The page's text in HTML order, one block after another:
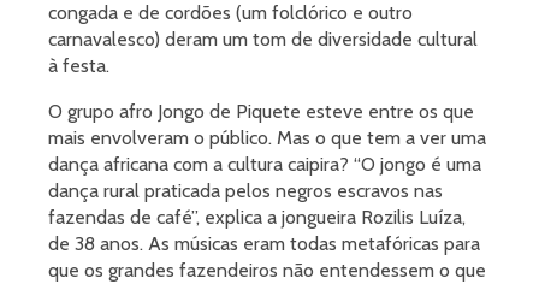
congada e de cordões (um folclórico e outro
carnavalesco) deram um tom de diversidade cultural
à festa.
O grupo afro Jongo de Piquete esteve entre os que
mais envolveram o público. Mas o que tem a ver uma
dança africana com a cultura caipira? “O jongo é uma
dança rural praticada pelos negros escravos nas
fazendas de café”, explica a jongueira Rozilis Luíza,
de 38 anos. As músicas eram todas metafóricas para
que os grandes fazendeiros não entendessem o que